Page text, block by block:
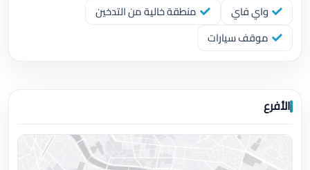
واي فاي
منطقة خالية من التدخين
موقف سيارات
الأفرع